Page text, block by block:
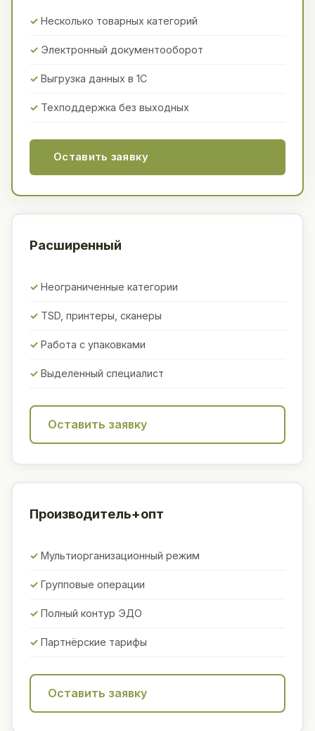
Несколько товарных категорий
Электронный документооборот
Выгрузка данных в 1С
Техподдержка без выходных
Оставить заявку
Расширенный
Неограниченные категории
TSD, принтеры, сканеры
Работа с упаковками
Выделенный специалист
Оставить заявку
Производитель+опт
Мультиорганизационный режим
Групповые операции
Полный контур ЭДО
Партнёрские тарифы
Оставить заявку